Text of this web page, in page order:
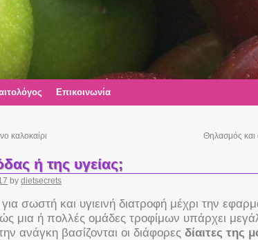
Επικοινωνία
καλοκαίρι Θηλασμός και
ή της υγείας;
by dietsecrets
σωστή και υγιεινή διατροφή μέχρι την
μια ή πολλές ομάδες τροφίμων υπάρχει
ανάγκη βασίζονται οι διάφορες δίαιτες της